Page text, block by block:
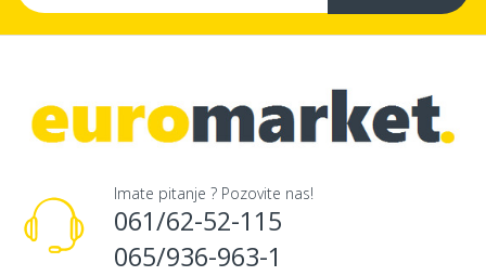
Imate pitanje ? Pozovite nas!
061/62-52-115
065/936-963-1